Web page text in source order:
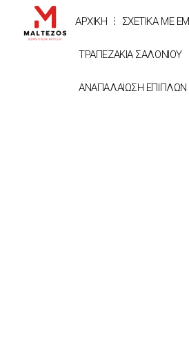
ΑΡΧΙΚΗ ΣΧΕΤΙΚΑ ΜΕ
ΤΡΑΠΕΖΑΚΙΑ ΣΑΛΟΝΙΟΥ
ΑΝΑΠΑΛΑΙΩΣΗ ΕΠΙΠΛΩΝ